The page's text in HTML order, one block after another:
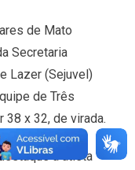
de Mato
Secretaria
Lazer (Sejuvel)
de Três
38 x 32, de virada.
a atleta